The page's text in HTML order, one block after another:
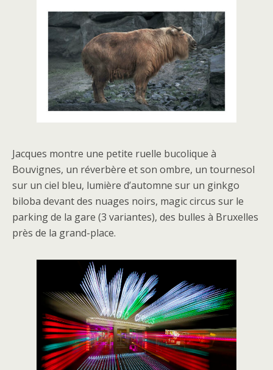
Jacques montre une petite ruelle bucolique à
Bouvignes, un réverbère et son ombre, un tournesol
sur un ciel bleu, lumière d’automne sur un ginkgo
biloba devant des nuages noirs, magic circus sur le
parking de la gare (3 variantes), des bulles à Bruxelles
près de la grand-place.